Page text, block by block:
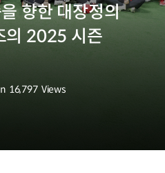
향한 대장정의
의 2025 시즌
16,797 Views